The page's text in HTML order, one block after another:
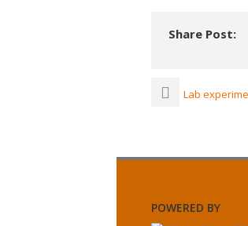
Share Post:
Lab
POWERED BY